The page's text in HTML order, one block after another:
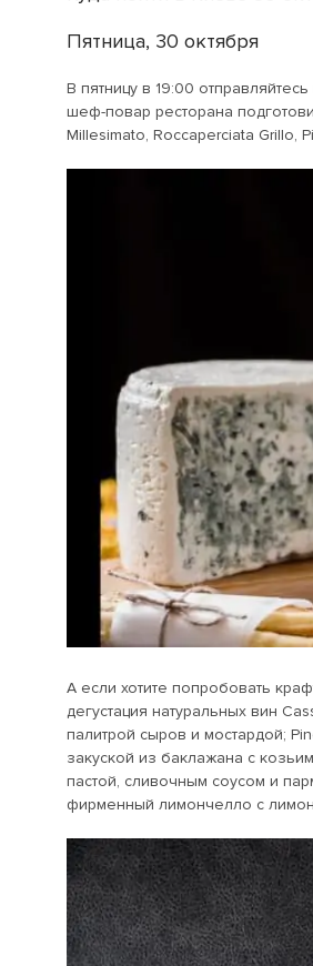
Пятница, 30 октября
В пятницу в 19:00
шеф-повар ресторана
Millesimato, Roccaperciata Grillo,
А если хотите попробовать
дегустация натуральных вин
палитрой сыров и мостардой;
закуской из баклажана с
пастой, сливочным соусом и
фирменный лимончелло с